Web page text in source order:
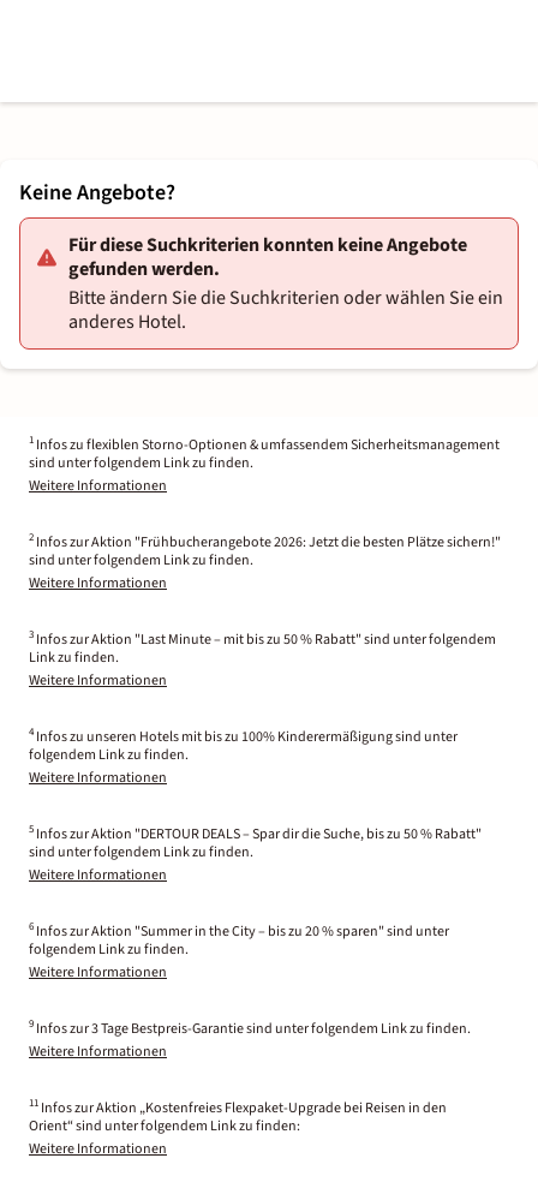
Keine Angebote?
Für diese Suchkriterien konnten keine Angebote
gefunden werden.
Bitte ändern Sie die Suchkriterien oder wählen Sie ein
anderes Hotel.
1 Infos zu flexiblen Storno-Optionen & umfassendem Sicherheitsmanagement
sind unter folgendem Link zu finden.
Weitere Informationen
2 Infos zur Aktion "Frühbucherangebote 2026: Jetzt die besten Plätze sichern!"
sind unter folgendem Link zu finden.
Weitere Informationen
3 Infos zur Aktion "Last Minute – mit bis zu 50 % Rabatt" sind unter folgendem
Link zu finden.
Weitere Informationen
4 Infos zu unseren Hotels mit bis zu 100% Kinderermäßigung sind unter
folgendem Link zu finden.
Weitere Informationen
5 Infos zur Aktion "DERTOUR DEALS – Spar dir die Suche, bis zu 50 % Rabatt"
sind unter folgendem Link zu finden.
Weitere Informationen
6 Infos zur Aktion "Summer in the City – bis zu 20 % sparen" sind unter
folgendem Link zu finden.
Weitere Informationen
9 Infos zur 3 Tage Bestpreis-Garantie sind unter folgendem Link zu finden.
Weitere Informationen
11 Infos zur Aktion „Kostenfreies Flexpaket-Upgrade bei Reisen in den
Orient“ sind unter folgendem Link zu finden:
Weitere Informationen